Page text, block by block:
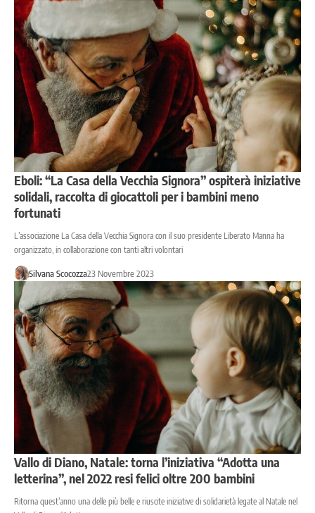
Eboli: “La Casa della Vecchia Signora” ospiterà iniziative
solidali, raccolta di giocattoli per i bambini meno
fortunati
L’associazione La Casa della Vecchia Signora con il suo presidente Liberato Manna ha
organizzato, in collaborazione con tanti altri volontari
Silvana Scocozza23 Novembre 2023
Vallo di Diano, Natale: torna l’iniziativa “Adotta una
letterina”, nel 2022 resi felici oltre 200 bambini
Ritorna quest’anno una delle più belle e riuscite iniziative di solidarietà legate al Natale nel